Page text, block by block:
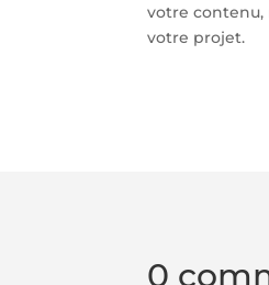
votre contenu,
votre projet.
0